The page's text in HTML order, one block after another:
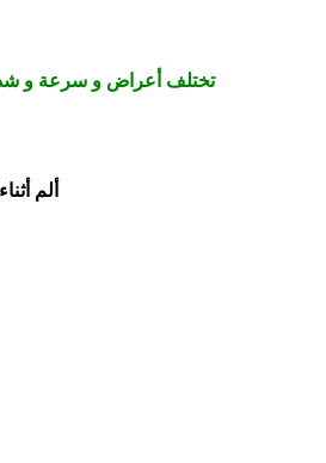
تختلف أعراض و سرعة و شدة
ألم